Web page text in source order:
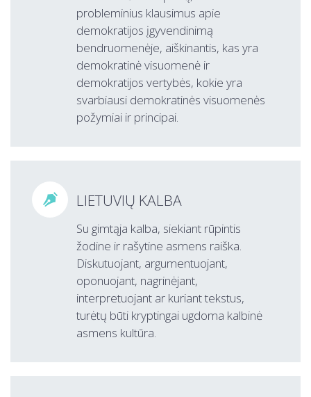
probleminius klausimus apie
demokratijos įgyvendinimą
bendruomenėje, aiškinantis, kas yra
demokratinė visuomenė ir
demokratijos vertybės, kokie yra
svarbiausi demokratinės visuomenės
požymiai ir principai.
 LIETUVIŲ KALBA
Su gimtąja kalba, siekiant rūpintis
žodine ir rašytine asmens raiška.
Diskutuojant, argumentuojant,
oponuojant, nagrinėjant,
interpretuojant ar kuriant tekstus,
turėtų būti kryptingai ugdoma kalbinė
asmens kultūra.